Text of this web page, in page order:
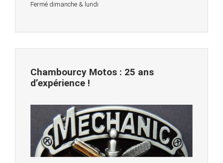
Fermé dimanche & lundi
Chambourcy Motos : 25 ans
d’expérience !